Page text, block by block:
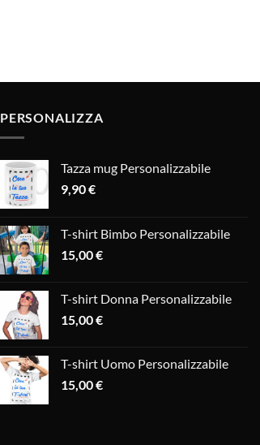
PERSONALIZZA
Tazza mug Personalizzabile
9,90€
T-shirt Bimbo Personalizzabile
15,00€
T-shirt Donna Personalizzabile
15,00€
T-shirt Uomo Personalizzabile
15,00€